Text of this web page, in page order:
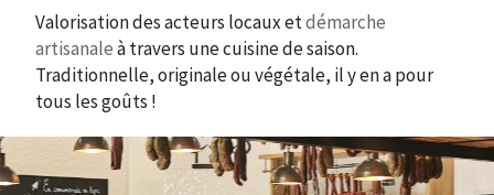
Valorisation des acteurs locaux etdémarche
artisanaleà travers une cuisine de saison.
Traditionnelle, originale ou végétale, il y en a pour
tous les goûts !